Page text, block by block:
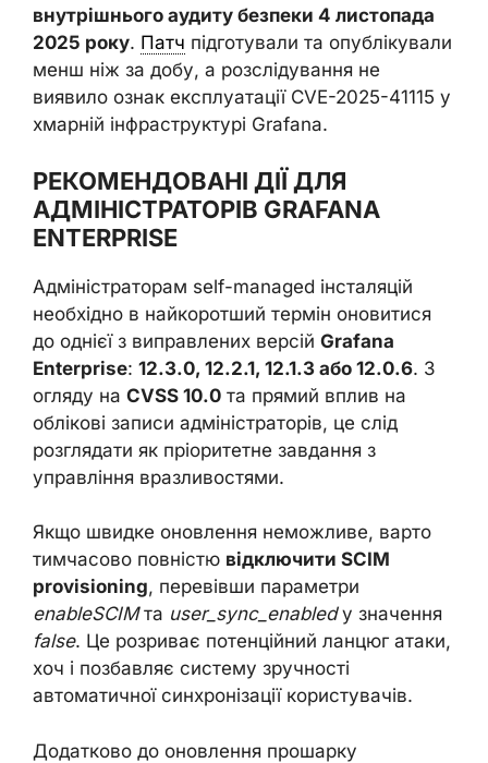
внутрішнього аудиту безпеки 4 листопада
2025 року. Патч підготували та опублікували
менш ніж за добу, а розслідування не
виявило ознак експлуатації CVE-2025-41115 у
хмарній інфраструктурі Grafana.
РЕКОМЕНДОВАНІ ДІЇ ДЛЯ
АДМІНІСТРАТОРІВ GRAFANA
ENTERPRISE
Адміністраторам self-managed інсталяцій
необхідно в найкоротший термін оновитися
до однієї з виправлених версій Grafana
Enterprise: 12.3.0, 12.2.1, 12.1.3 або 12.0.6. З
огляду на CVSS 10.0 та прямий вплив на
облікові записи адміністраторів, це слід
розглядати як пріоритетне завдання з
управління вразливостями.
Якщо швидке оновлення неможливе, варто
тимчасово повністю відключити SCIM
provisioning, перевівши параметри
enableSCIMта user_sync_enabledу значення
false. Це розриває потенційний ланцюг атаки,
хоч і позбавляє систему зручності
автоматичної синхронізації користувачів.
Додатково до оновлення прошарку